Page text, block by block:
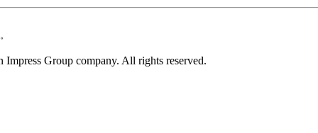
Group company. All rights reserved.